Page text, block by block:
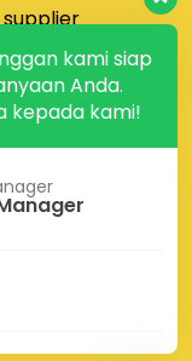
fitting
yang
Anda
kami siap
Anda.
kepada kami!